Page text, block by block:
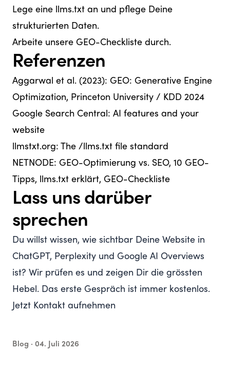
Lege eine llms.txt an und pflege Deine
strukturierten Daten.
Arbeite unsere GEO-Checkliste durch.
Referenzen
Aggarwal et al. (2023): GEO: Generative Engine
Optimization, Princeton University / KDD 2024
Google Search Central: AI features and your
website
llmstxt.org:
The /llms.txt file standard
NETNODE: GEO-Optimierung vs. SEO, 10 GEO-
Tipps, llms.txt erklärt, GEO-Checkliste
Lass uns darüber
sprechen
Du willst wissen, wie sichtbar Deine Website in
ChatGPT, Perplexity und Google AI Overviews
ist? Wir prüfen es und zeigen Dir die grössten
Hebel. Das erste Gespräch ist immer kostenlos.
Jetzt Kontakt aufnehmen
Blog · 04. Juli 2026